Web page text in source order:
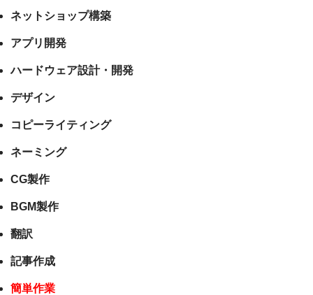
ネットショップ構築
アプリ開発
ハードウェア設計・開発
デザイン
コピーライティング
ネーミング
CG製作
BGM製作
翻訳
記事作成
簡単作業